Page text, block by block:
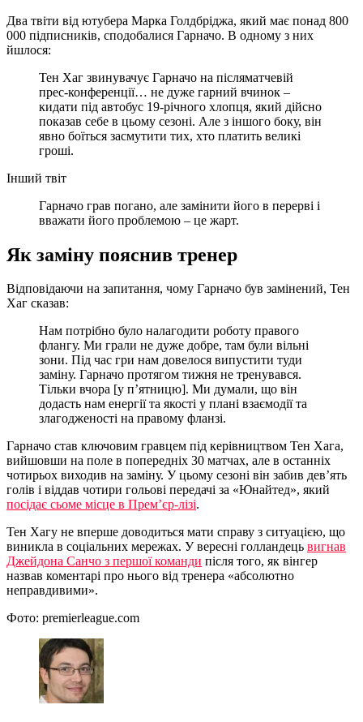
Два твіти від ютубера Марка Голдбріджа, який має понад 800
000 підписників, сподобалися Гарначо. В одному з них
йшлося:
Тен Хаг звинувачує Гарначо на післяматчевій
прес-конференції… не дуже гарний вчинок –
кидати під автобус 19-річного хлопця, який дійсно
показав себе в цьому сезоні. Але з іншого боку, він
явно боїться засмутити тих, хто платить великі
гроші.
Інший твіт
Гарначо грав погано, але замінити його в перерві і
вважати його проблемою – це жарт.
Як заміну пояснив тренер
Відповідаючи на запитання, чому Гарначо був замінений, Тен
Хаг сказав:
Нам потрібно було налагодити роботу правого
флангу. Ми грали не дуже добре, там були вільні
зони. Під час гри нам довелося випустити туди
заміну. Гарначо протягом тижня не тренувався.
Тільки вчора [у п’ятницю]. Ми думали, що він
додасть нам енергії та якості у плані взаємодії та
злагодженості на правому фланзі.
Гарначо став ключовим гравцем під керівництвом Тен Хага,
вийшовши на поле в попередніх 30 матчах, але в останніх
чотирьох виходив на заміну. У цьому сезоні він забив дев’ять
голів і віддав чотири гольові передачі за «Юнайтед», який
посідає сьоме місце в Прем’єр-лізі.
Тен Хагу не вперше доводиться мати справу з ситуацією, що
виникла в соціальних мережах. У вересні голландець вигнав
Джейдона Санчо з першої команди після того, як вінгер
назвав коментарі про нього від тренера «абсолютно
неправдивими».
Фото: premierleague.com